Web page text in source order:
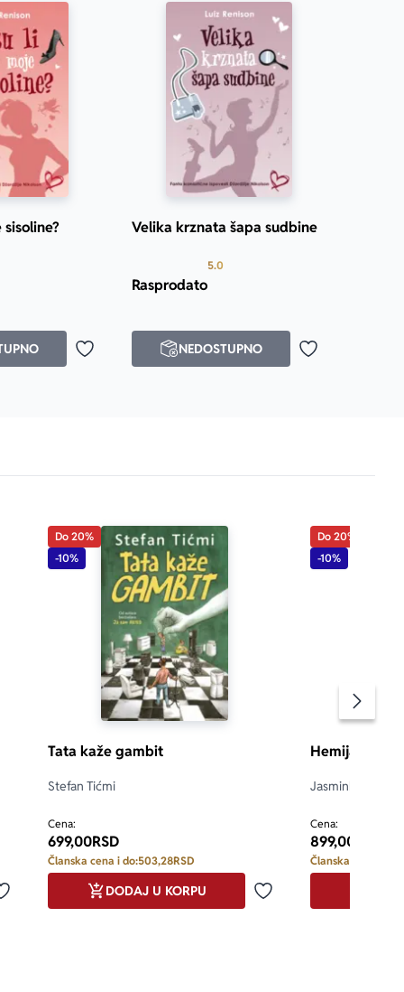
usna na
Samo ti
je Angus
ne nabavi Dodaj u omiljene
Velika krznata šapa sudbine
5.0
Rasprodato
Dodaj u
NEDOSTUPNO
Dodaj u omiljene
Do 20%
-10%
Tata kaže gambit
Stefan Tićmi
Cena:
699,00RSD
Članska cena i do:503,28RSD
Dodaj u omiljene
DODAJ U KORPU
Do 20%
-10%
Hemija sa
Jasminka
Cena:
899,00
Članska cena i do: